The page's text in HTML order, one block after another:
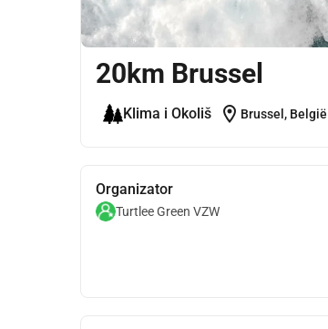
20km Brussel
Klima i Okoliš location_on Brussel, België
Organizator
Turtlee Green VZW